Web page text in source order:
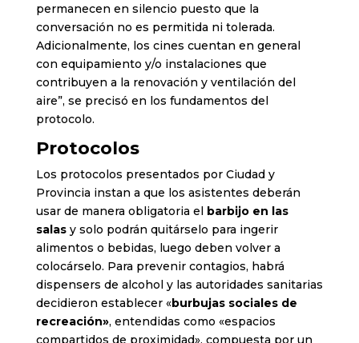
permanecen en silencio puesto que la
conversación no es permitida ni tolerada.
Adicionalmente, los cines cuentan en general
con equipamiento y/o instalaciones que
contribuyen a la renovación y ventilación del
aire”, se precisó en los fundamentos del
protocolo.
Protocolos
Los protocolos presentados por Ciudad y
Provincia instan a que los asistentes deberán
usar de manera obligatoria elbarbijo en las
salas y solo podrán quitárselo para ingerir
alimentos o bebidas, luego deben volver a
colocárselo. Para prevenir contagios, habrá
dispensers de alcohol y las autoridades sanitarias
decidieron establecer «burbujas sociales de
recreación», entendidas como «espacios
compartidos de proximidad», compuesta por un